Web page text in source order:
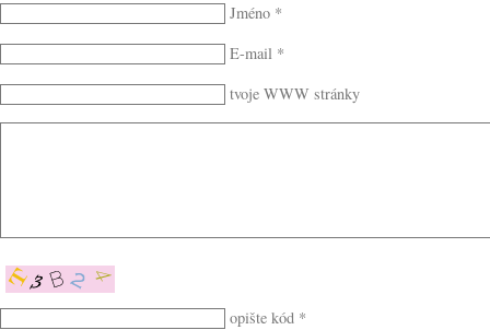
Jméno *
E-mail *
tvoje WWW stránky
opište kód *